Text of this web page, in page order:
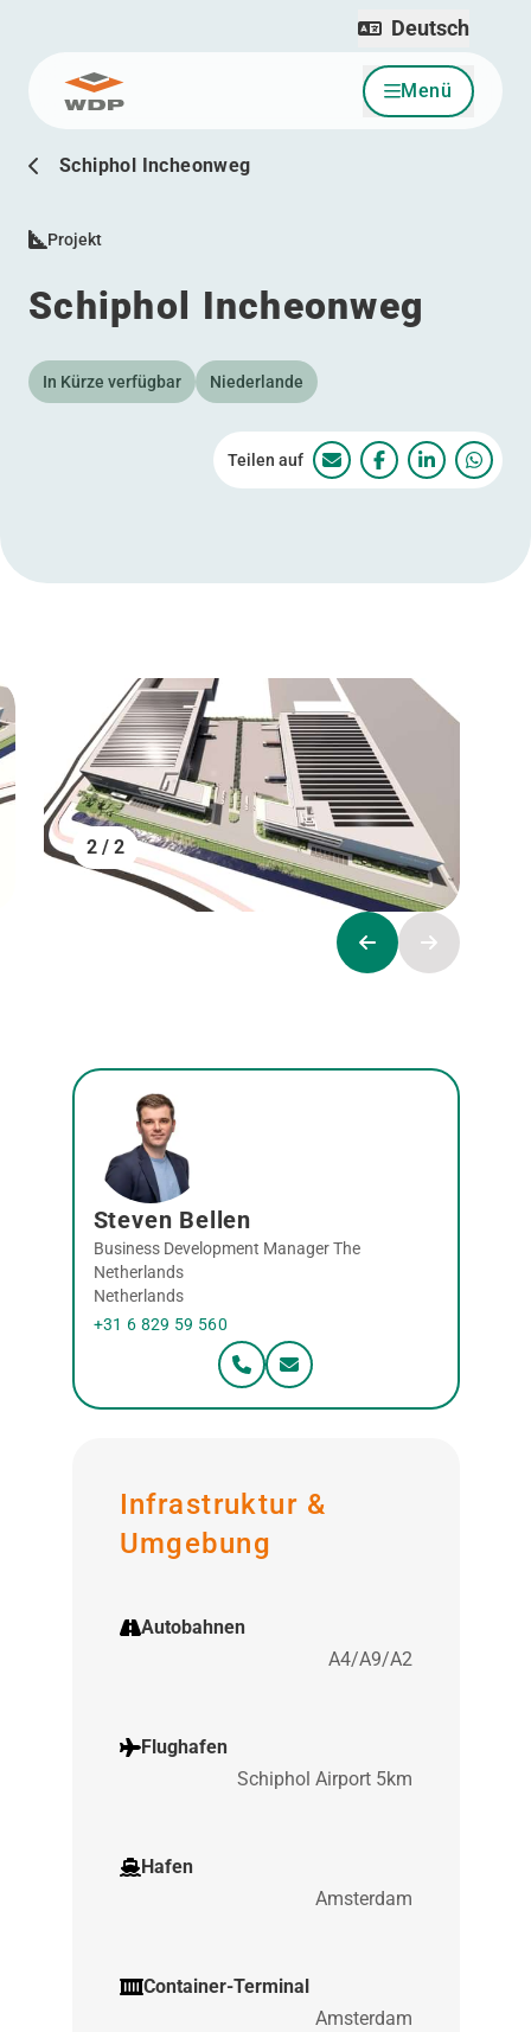
Zum Inhalt wechseln Menü
Deutsch
Schiphol Incheonweg
Projekt
Schiphol Incheonweg
In Kürze verfügbar Niederlande
Teilen auf Schiphol Incheonweg
SchipholSchiphol
2 / 2
Steven Bellen
Business Development Manager The
Netherlands
Netherlands
+31 6 829 59 560
Infrastruktur &
Umgebung
Autobahnen
A4/A9/A2
Flughafen
Schiphol Airport 5km
Hafen
Amsterdam
Container-Terminal
Amsterdam